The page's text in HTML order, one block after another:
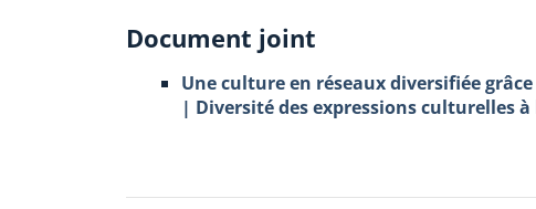
Document joint
Une culture en réseaux diversifiée
| Diversité des expressions culturelles à